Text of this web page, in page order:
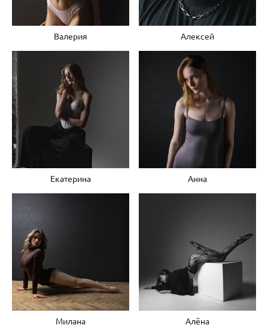
Валерия Алексей
Екатерина Анна
Милана Алёна